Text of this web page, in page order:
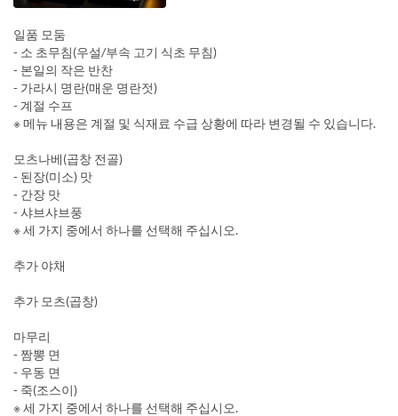
일품 모둠
- 소 초무침(우설/부속 고기 식초 무침)
- 본일의 작은 반찬
- 가라시 명란(매운 명란젓)
- 계절 수프
※ 메뉴 내용은 계절 및 식재료 수급 상황에 따라 변경될 수 있습니다.
모츠나베(곱창 전골)
- 된장(미소) 맛
- 간장 맛
- 샤브샤브풍
※ 세 가지 중에서 하나를 선택해 주십시오.
추가 야채
추가 모츠(곱창)
마무리
- 짬뽕 면
- 우동 면
- 죽(조스이)
※ 세 가지 중에서 하나를 선택해 주십시오.